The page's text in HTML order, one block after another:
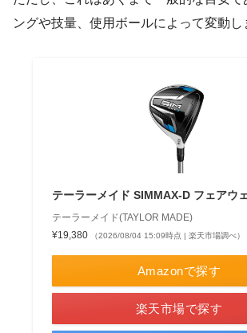
ングや技量、使用ボールによって変動し
テーラーメイド SIMMAX-D フェアウ
テーラーメイド(TAYLOR MADE)
¥19,380
（2026/08/04 15:09時点 | 楽天市場調べ）
Amazonで探す
楽天市場で探す